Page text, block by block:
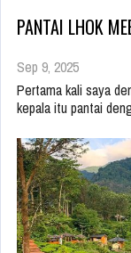
PANTAI LHOK
Sep 9, 2025
Pertama kali saya
kepala itu pantai